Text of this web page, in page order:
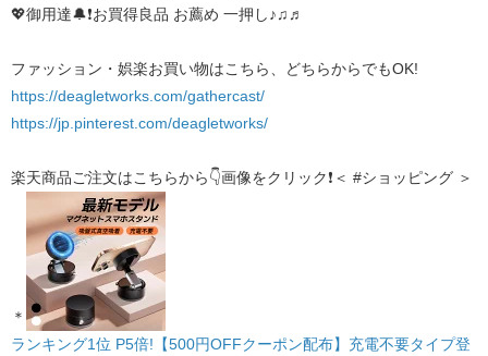
💖御用達🔔❗お買得良品 お薦め 一押し♪♫♬
ファッション・娯楽お買い物はこちら、どちらからでもOK!
https://deagletworks.com/gathercast/
https://jp.pinterest.com/deagletworks/
楽天商品ご注文はこちらから👇画像をクリック❗＜ #ショッピング ＞
＊​
ランキング1位 P5倍!【500円OFFクーポン配布】充電不要タイプ登